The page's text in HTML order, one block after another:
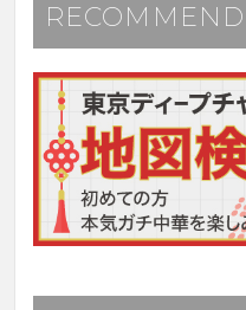
RECOMMEND